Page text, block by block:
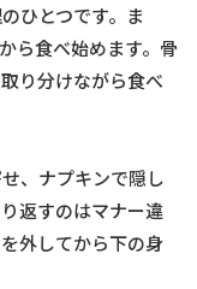
ひとつです。ま
ら食べ始めます。骨
り分けながら食べ
、ナプキンで隠し
返すのはマナー違
外してから下の身